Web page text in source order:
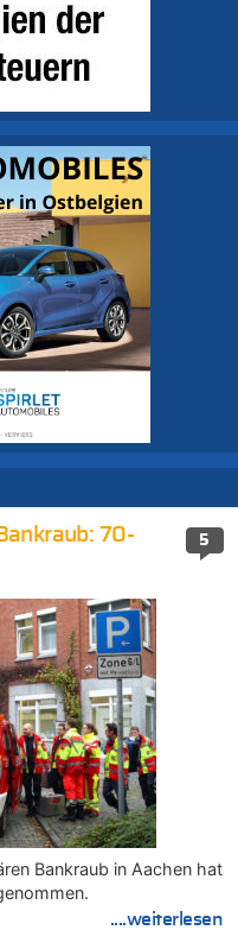
5
70-
Bankraub in Aachen hat
....weiterlesen